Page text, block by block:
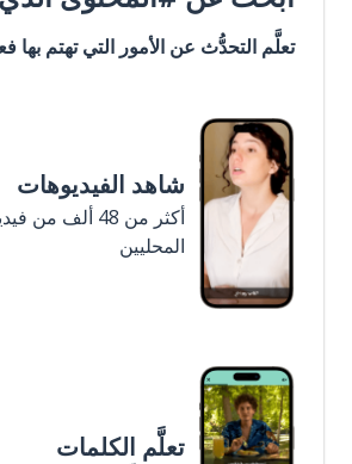
تعلَّم التحدُّث عن الأمور التي تهتم بها
شاهد الفيديوهات
أكثر من 48 ألف
المحليين
تعلَّم الكلمات